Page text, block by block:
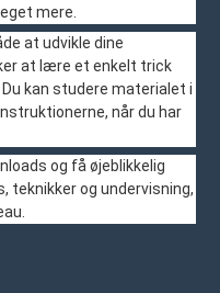
mere.
at udvikle dine
at lære et enkelt trick
kan studere materialet i
når du har
og få øjeblikkelig
teknikker og undervisning,